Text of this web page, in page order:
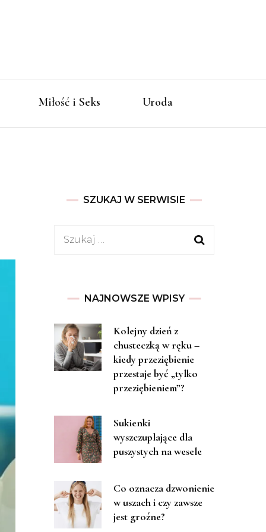
i
Miłość i Seks Uroda
SZUKAJ W SERWISIE
Szukaj:
NAJNOWSZE WPISY
Kolejny dzień z
chusteczką w ręku –
kiedy przeziębienie
przestaje być „tylko
przeziębieniem”?
Sukienki
wyszczuplające dla
puszystych na wesele
Co oznacza dzwonienie
w uszach i czy zawsze
jest groźne?